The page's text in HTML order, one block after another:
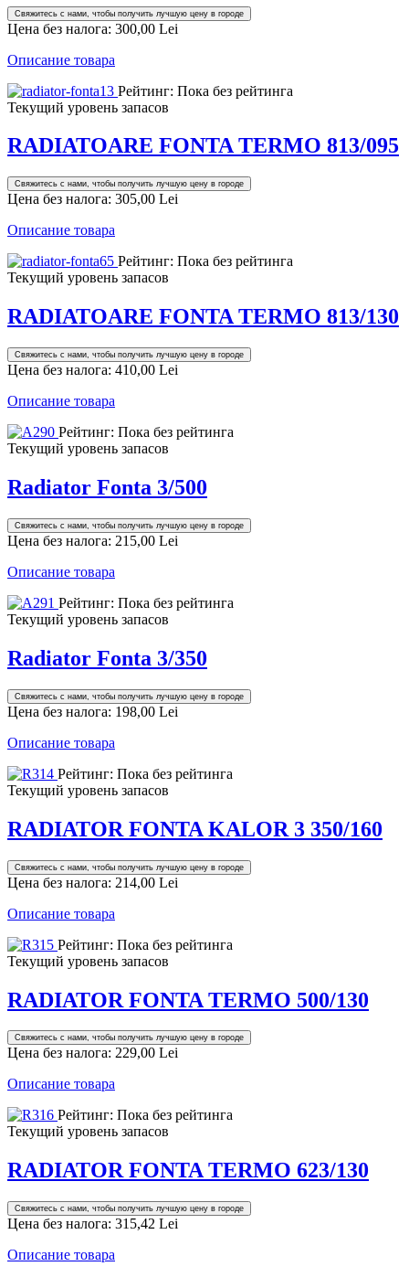
Свяжитесь с нами, чтобы получить лучшую цену в городе
Цена без налога: 300,00 Lei
Описание товара
Рейтинг: Пока без рейтинга
Текущий уровень запасов
RADIATOARE FONTA TERMO 813/095
Свяжитесь с нами, чтобы получить лучшую цену в городе
Цена без налога: 305,00 Lei
Описание товара
Рейтинг: Пока без рейтинга
Текущий уровень запасов
RADIATOARE FONTA TERMO 813/130
Свяжитесь с нами, чтобы получить лучшую цену в городе
Цена без налога: 410,00 Lei
Описание товара
Рейтинг: Пока без рейтинга
Текущий уровень запасов
Radiator Fonta 3/500
Свяжитесь с нами, чтобы получить лучшую цену в городе
Цена без налога: 215,00 Lei
Описание товара
Рейтинг: Пока без рейтинга
Текущий уровень запасов
Radiator Fonta 3/350
Свяжитесь с нами, чтобы получить лучшую цену в городе
Цена без налога: 198,00 Lei
Описание товара
Рейтинг: Пока без рейтинга
Текущий уровень запасов
RADIATOR FONTA KALOR 3 350/160
Свяжитесь с нами, чтобы получить лучшую цену в городе
Цена без налога: 214,00 Lei
Описание товара
Рейтинг: Пока без рейтинга
Текущий уровень запасов
RADIATOR FONTA TERMO 500/130
Свяжитесь с нами, чтобы получить лучшую цену в городе
Цена без налога: 229,00 Lei
Описание товара
Рейтинг: Пока без рейтинга
Текущий уровень запасов
RADIATOR FONTA TERMO 623/130
Свяжитесь с нами, чтобы получить лучшую цену в городе
Цена без налога: 315,42 Lei
Описание товара